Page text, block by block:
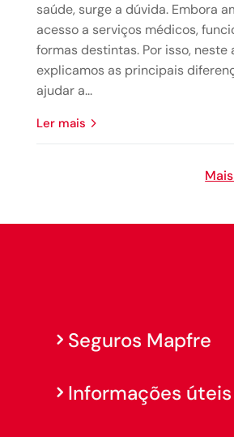
saúde, surge a dúvida. Embora
acesso a serviços médicos,
formas destintas. Por isso, neste
explicamos as principais
ajudar a...
Ler mais
Seguros Mapfre
Informações úteis